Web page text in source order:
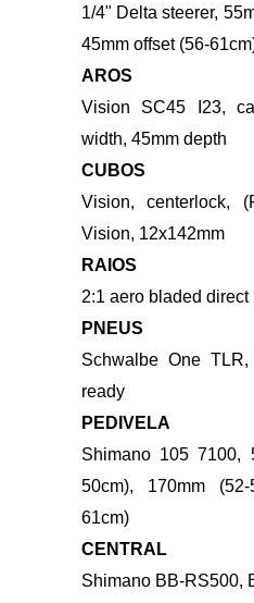
crown race,
mount disc, internal
1/4" Delta steerer,
45mm offset (56-
AROS
Vision SC45 I23,
width, 45mm depth
CUBOS
Vision, centerlock,
Vision, 12x142mm
2:1 aero bladed direct
PNEUS
PEDIVELA
Shimano 105 7100,